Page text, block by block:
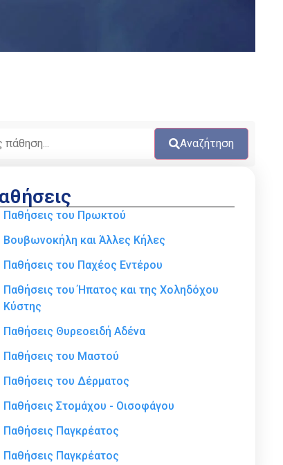
Αναζήτηση
Παθήσεις του Πρωκτού
Βουβωνοκήλη και Άλλες Κήλες
Παθήσεις του Παχέος Εντέρου
Παθήσεις του Ήπατος και της Χοληδόχου
Κύστης
Παθήσεις Θυρεοειδή Αδένα
Παθήσεις του Μαστού
Παθήσεις του Δέρματος
Παθήσεις Στομάχου - Οισοφάγου
Παθήσεις Παγκρέατος
Παθήσεις Παγκρέατος